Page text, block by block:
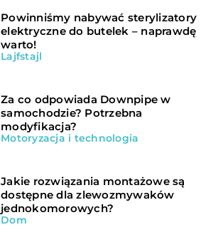
Powinniśmy nabywać sterylizatory
elektryczne do butelek – naprawdę
warto!
Lajfstajl
Za co odpowiada Downpipe w
samochodzie? Potrzebna
modyfikacja?
Motoryzacja i technologia
Jakie rozwiązania montażowe są
dostępne dla zlewozmywaków
jednokomorowych?
Dom